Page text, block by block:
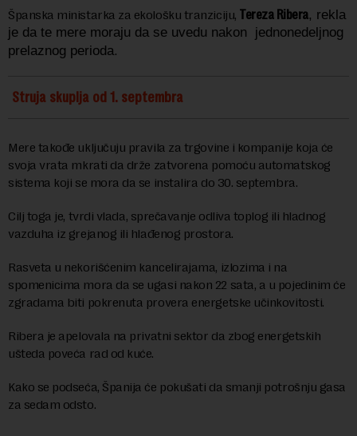
Španska ministarka za ekološku tranziciju, Tereza Ribera, rekla
je da te mere moraju da se uvedu nakon
jednonedeljnog
prelaznog perioda.
Struja skuplja od 1. septembra
Mere takođe uključuju pravila za trgovine i kompanije koja će
svoja vrata mkrati da drže zatvorena pomoću automatskog
sistema koji se mora da se instalira do 30. septembra.
Cilj toga je, tvrdi vlada, sprečavanje odliva toplog ili hladnog
vazduha iz grejanog ili hlađenog prostora.
Rasveta u nekorišćenim kancelirajama, izlozima i na
spomenicima mora da se ugasi nakon 22 sata, a u pojedinim će
zgradama biti pokrenuta provera energetske učinkovitosti.
Ribera je apelovala na privatni sektor da zbog energetskih
ušteda poveća rad od kuće.
Kako se podseća, Španija će pokušati da smanji potrošnju gasa
za sedam odsto.